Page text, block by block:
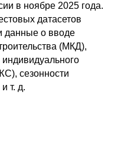
в ноябре 2025 года.
датасетов
данные о вводе
(МКД),
сезонности
т. д.